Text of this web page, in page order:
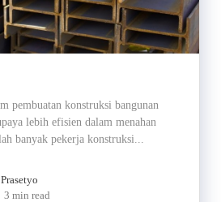
pembuatan konstruksi bangunan
lebih efisien dalam menahan
banyak pekerja konstruksi...
3 min read